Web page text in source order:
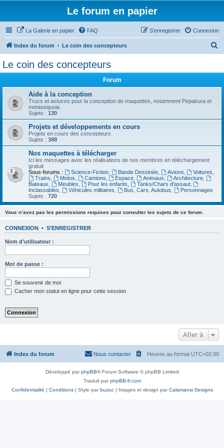
Le forum en papier
La Galerie en papier FAQ Connexion
S’enregistrer
Index du forum Le coin des concepteurs
Le coin des concepteurs
Forum
Aide à la conception
Trucs et astuces pour la conception de maquettes, notamment Pepakura et
metasequoia
Sujets : 130
Projets et développements en cours
Projets en cours des concepteurs
Sujets : 388
Nos maquettes à télécharger
Ici les messages avec les réalisations de nos membres en téléchargement
gratuit
Sous-forums :
Science-Fiction, Bande Dessinée, Avions Voitures
Trains
Motos Camions Espace Animaux Architecture
Bateaux
Meubles Pour les enfants Tanks/Chars d'assaut,
Inclassables
Véhicules militaires Bus, Cars, Autobus
Personnages
Sujets : 720
Vous n’avez pas les permissions requises pour consulter les sujets de ce forum.
CONNEXION • S’ENREGISTRER
Nom d’utilisateur :
Mot de passe :
Se souvenir de moi
Cacher mon statut en ligne pour cette session
Aller à
Index du forum Heures au format UTC+02:00
Nous contacter
Développé parphpBB® Forum Software © phpBB Limited
Traduit parphpBB-fr.com
Confidentialité | Conditions| Style parbuzuc| Images et design parCalamansi Designs